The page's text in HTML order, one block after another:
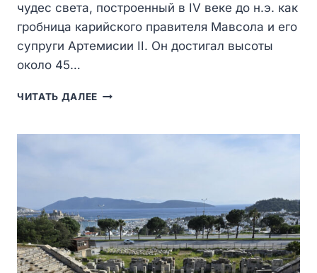
чудес света, построенный в IV веке до н.э. как
гробница карийского правителя Мавсола и его
супруги Артемисии II. Он достигал высоты
около 45…
ЧИТАТЬ ДАЛЕЕ МАВЗОЛЕЙ
—
ЧУДЕС
СВЕТА